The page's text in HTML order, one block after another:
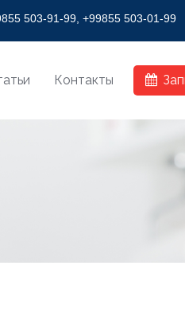
503-91-99, +99855 503-01-99
Контакты